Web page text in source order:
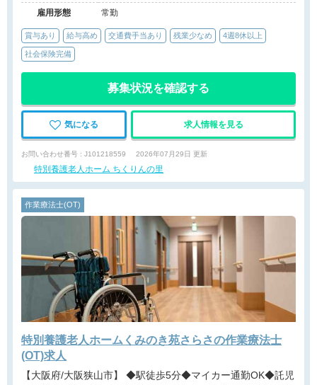
雇用形態
常勤
賞与あり 給与高め 交通費手当あり 残業少なめ 4週8休以上
社会保険完備
募集状況を確認する
気になる 求人情報を見る
お問い合わせ番号 : J101218559 2026年07月29日 更新
特別養護老人ホーム ちくりんの里
作業療法士(OT)
特別養護老人ホームくみのき苑さらさの作業療法士
(OT)求人
【大阪府/大阪狭山市】 ◆駅徒歩5分◆マイカー通勤OK◆託児